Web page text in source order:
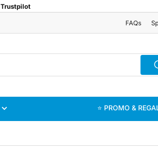
Trustpilot
FAQs
⭐ PROMO &